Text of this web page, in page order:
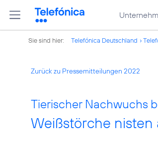
Sie sind hier: Telefónica Deutschland
Zurück zu Pressemitteilungen 2022
Tierischer Nachwuchs
Weißstörche